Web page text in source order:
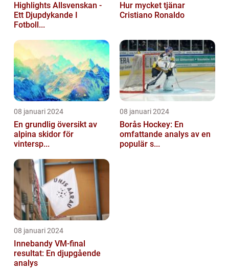
Highlights Allsvenskan -
Ett Djupdykande I
Fotboll...
Hur mycket tjänar
Cristiano Ronaldo
08 januari 2024
En grundlig översikt av
alpina skidor för
vintersp...
08 januari 2024
Borås Hockey: En
omfattande analys av en
populär s...
08 januari 2024
Innebandy VM-final
resultat: En djupgående
analys